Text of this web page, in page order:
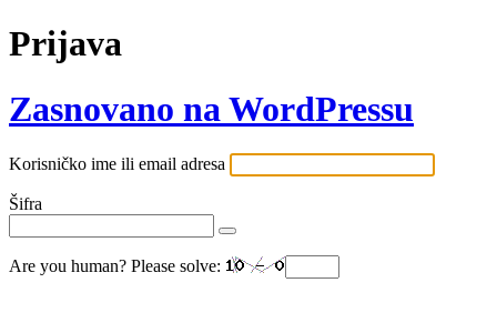
Prijava
Zasnovano na WordPressu
Korisničko ime ili email adresa
Šifra
Are you human? Please solve: